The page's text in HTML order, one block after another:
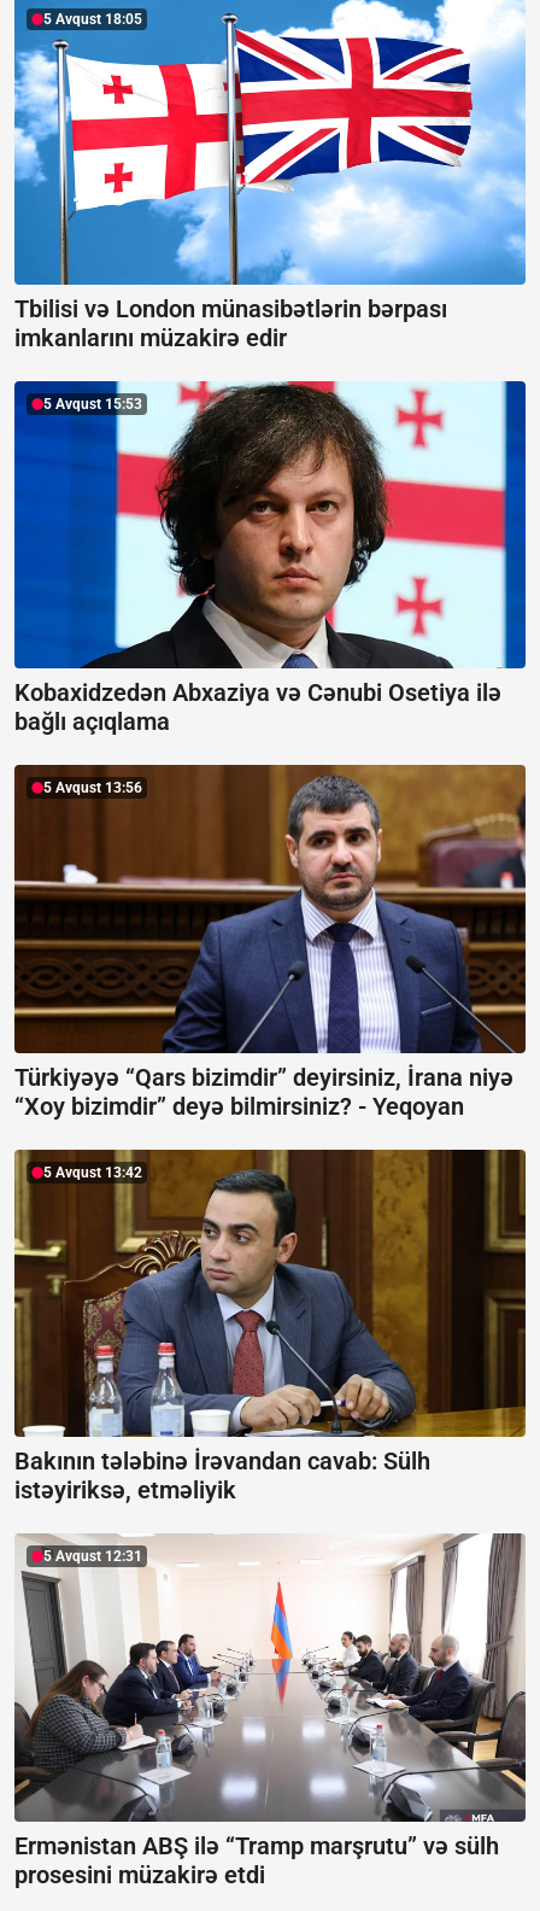
5 Avqust 18:05
Tbilisi və London münasibətlərin bərpası
imkanlarını müzakirə edir
5 Avqust 15:53
Kobaxidzedən Abxaziya və Cənubi Osetiya ilə
bağlı açıqlama
5 Avqust 13:56
Türkiyəyə “Qars bizimdir” deyirsiniz, İrana niyə
“Xoy bizimdir” deyə bilmirsiniz? - Yeqoyan
5 Avqust 13:42
Bakının tələbinə İrəvandan cavab: Sülh
istəyiriksə, etməliyik
5 Avqust 12:31
Ermənistan ABŞ ilə “Tramp marşrutu” və sülh
prosesini müzakirə etdi